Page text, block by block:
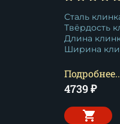
Сталь
Твёрдость
Длина
Ширина
4739₽